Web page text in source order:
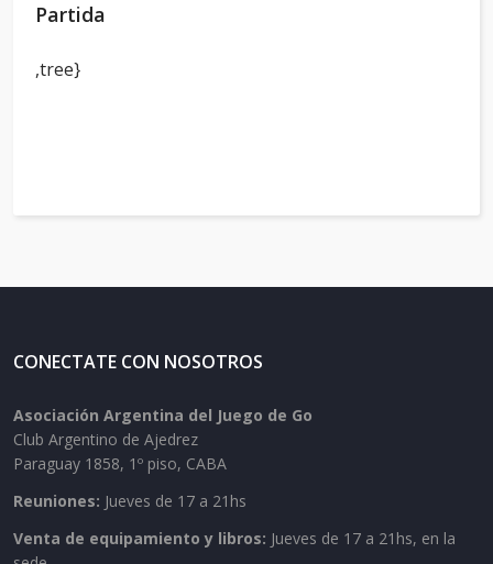
Partida
,tree}
CONECTATE CON NOSOTROS
Asociación Argentina del Juego de Go
Club Argentino de Ajedrez
Paraguay 1858, 1º piso, CABA
Reuniones: Jueves de 17 a 21hs
Venta de equipamiento y libros: Jueves de 17 a 21hs, en la